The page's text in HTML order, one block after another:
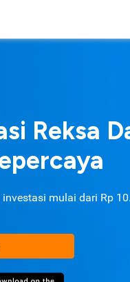
Reksa
mulai dari Rp